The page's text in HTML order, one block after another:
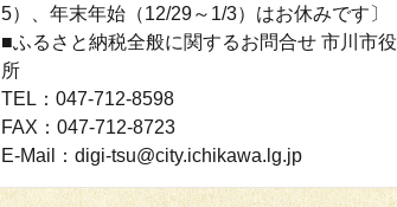
5）、年末年始（12/29～1/3）はお休みです〕
■ふるさと納税全般に関するお問合せ 市川市役
所
TEL：047-712-8598
FAX：047-712-8723
E-Mail：digi-tsu@city.ichikawa.lg.jp